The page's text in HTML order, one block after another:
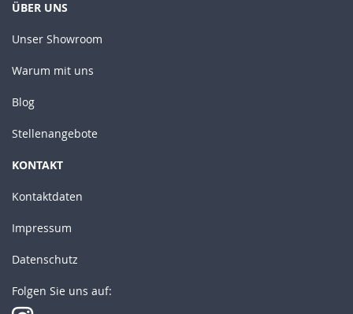
ÜBER UNS
Unser Showroom
Warum mit uns
Blog
Stellenangebote
KONTAKT
Kontaktdaten
Impressum
Datenschutz
Folgen Sie uns auf: